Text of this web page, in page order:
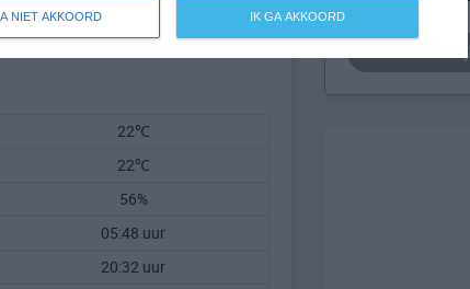
NIET AKKOORD IK GA AKKOORD
22℃
22℃
56%
05:48 uur
20:32 uur